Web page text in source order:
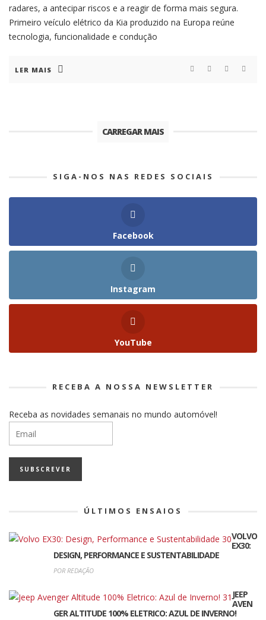
radares, a antecipar riscos e a reagir de forma mais segura.
Primeiro veículo elétrico da Kia produzido na Europa reúne
tecnologia, funcionalidade e condução
LER MAIS
CARREGAR MAIS
SIGA-NOS NAS REDES SOCIAIS
Facebook
Instagram
YouTube
RECEBA A NOSSA NEWSLETTER
Receba as novidades semanais no mundo automóvel!
ÚLTIMOS ENSAIOS
VOLVO
EX30:
DESIGN, PERFORMANCE E SUSTENTABILIDADE
POR REDAÇÃO
JEEP
AVEN
GER ALTITUDE 100% ELETRICO: AZUL DE INVERNO!